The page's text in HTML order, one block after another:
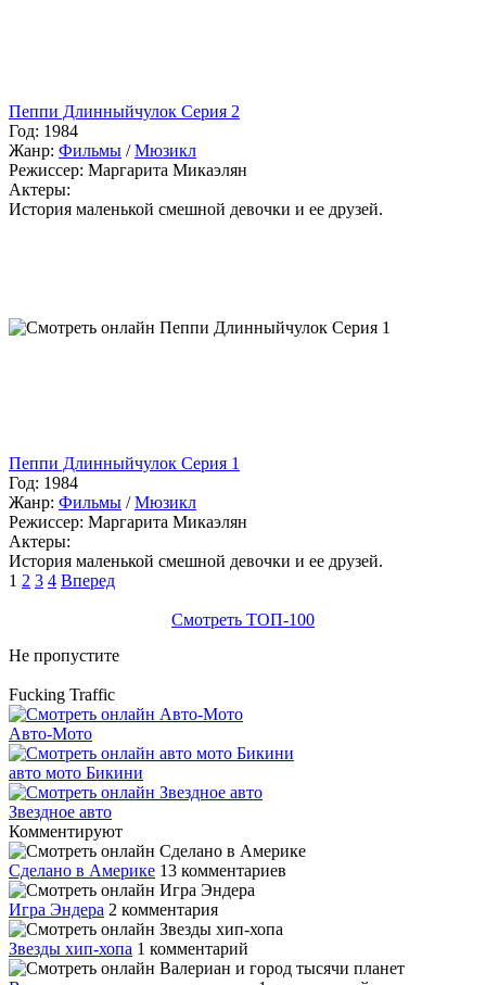
Пеппи Длинныйчулок Серия 2
Год: 1984
Жанр: Фильмы /Мюзикл
Режиссер: Маргарита Микаэлян
Актеры:
История маленькой смешной девочки и ее друзей.
Пеппи Длинныйчулок Серия 1
Год: 1984
Жанр: Фильмы /Мюзикл
Режиссер: Маргарита Микаэлян
Актеры:
История маленькой смешной девочки и ее друзей.
1 2 3 4 Вперед
Смотреть ТОП-100
Не пропустите
Fucking Traffic
Авто-Мото
авто мото Бикини
Звездное авто
Комментируют
Сделано в Америке 13 комментариев
Игра Эндера 2 комментария
Звезды хип-хопа 1 комментарий